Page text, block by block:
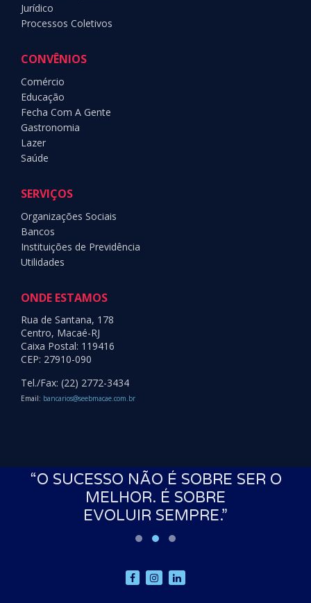
Jurídico
Processos Coletivos
CONVÊNIOS
Comércio
Educação
Fecha Com A Gente
Gastronomia
Lazer
Saúde
SERVIÇOS
Organizações Sociais
Bancos
Instituições de Previdência
Utilidades
ONDE ESTAMOS
Rua de Santana, 178
Centro, Macaé-RJ
Caixa Postal: 119416
CEP: 27910-090
Tel./Fax: (22) 2772-3434
Email: bancarios@seebmacae.com.br
“O SUCESSO NÃO É SOBRE SER O
MELHOR. É SOBRE
EVOLUIR SEMPRE.”